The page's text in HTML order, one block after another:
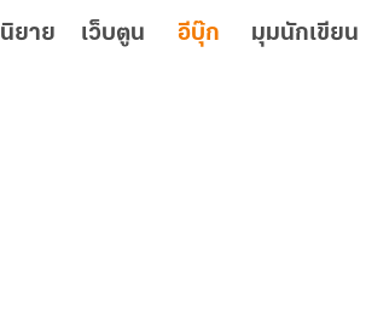
นิยาย เว็บตูน อีบุ๊ก มุมนักเขียน